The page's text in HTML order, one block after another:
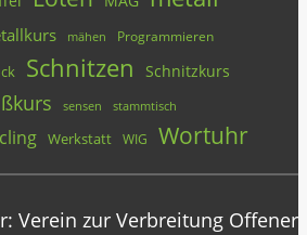
mähen Programmieren
Schnitzen Schnitzkurs
sensen stammtisch
Werkstatt WIG Wortuhr
Verein zur Verbreitung Offener